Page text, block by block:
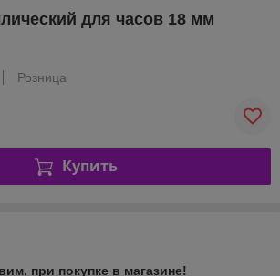
для часов 18 мм
Розница
Купить
при покупке в магазине!